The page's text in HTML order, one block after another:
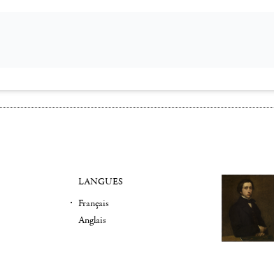
LANGUES
Français
Anglais